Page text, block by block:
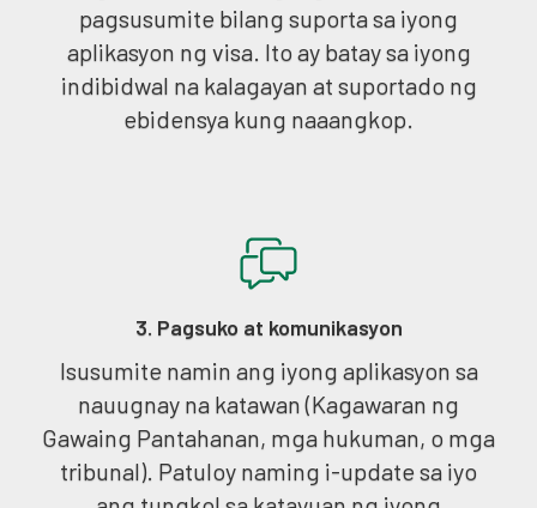
pagsusumite bilang suporta sa iyong
aplikasyon ng visa. Ito ay batay sa iyong
indibidwal na kalagayan at suportado ng
ebidensya kung naaangkop.
3. Pagsuko at komunikasyon
Isusumite namin ang iyong aplikasyon sa
nauugnay na katawan (Kagawaran ng
Gawaing Pantahanan, mga hukuman, o mga
tribunal). Patuloy naming i-update sa iyo